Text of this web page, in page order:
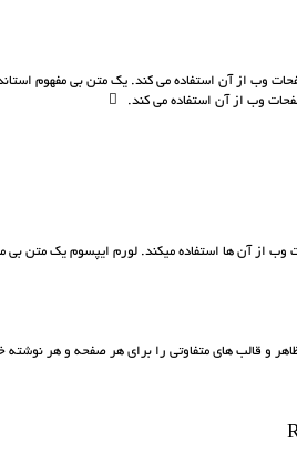
وب از آن استفاده می کند. يک متن بی مفهوم
وب از آن استفاده می کند.
از آن ها استفاده ميکند. لورم ايپسوم يک متن
و قالب های متفاوتی را برای هر صفحه و هر